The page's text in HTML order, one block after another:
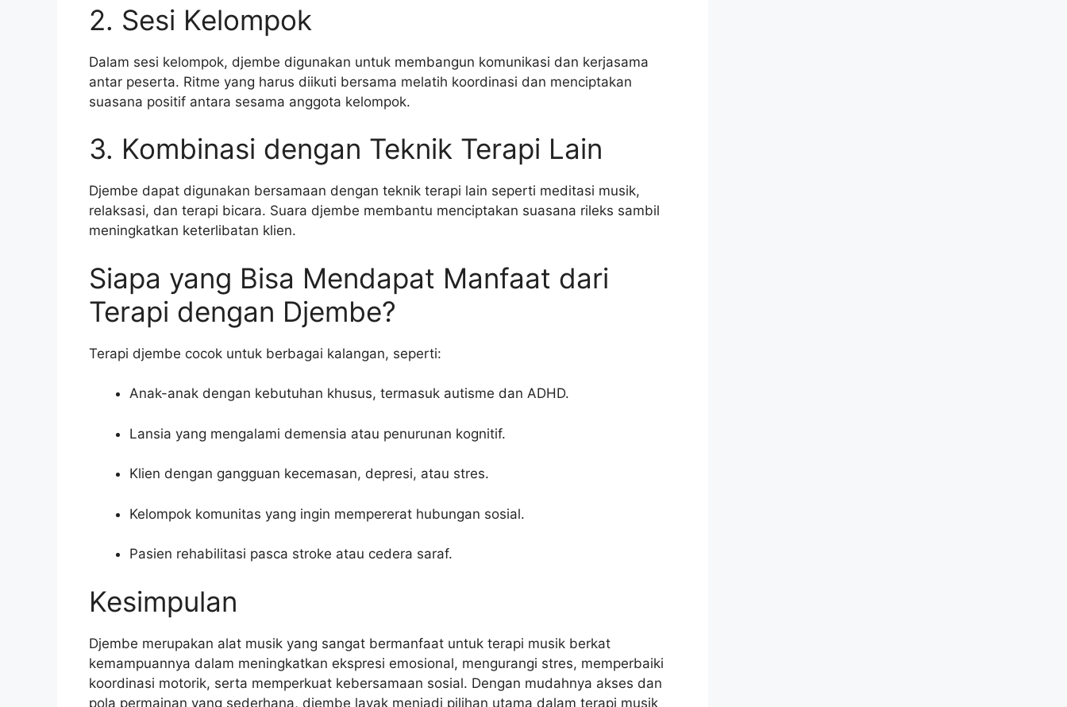
2. Sesi Kelompok
Dalam sesi kelompok, djembe digunakan untuk membangun komunikasi dan kerjasama
antar peserta. Ritme yang harus diikuti bersama melatih koordinasi dan menciptakan
suasana positif antara sesama anggota kelompok.
3. Kombinasi dengan Teknik Terapi Lain
Djembe dapat digunakan bersamaan dengan teknik terapi lain seperti meditasi musik,
relaksasi, dan terapi bicara. Suara djembe membantu menciptakan suasana rileks sambil
meningkatkan keterlibatan klien.
Siapa yang Bisa Mendapat Manfaat dari
Terapi dengan Djembe?
Terapi djembe cocok untuk berbagai kalangan, seperti:
Anak-anak dengan kebutuhan khusus, termasuk autisme dan ADHD.
Lansia yang mengalami demensia atau penurunan kognitif.
Klien dengan gangguan kecemasan, depresi, atau stres.
Kelompok komunitas yang ingin mempererat hubungan sosial.
Pasien rehabilitasi pasca stroke atau cedera saraf.
Kesimpulan
Djembe merupakan alat musik yang sangat bermanfaat untuk terapi musik berkat
kemampuannya dalam meningkatkan ekspresi emosional, mengurangi stres, memperbaiki
koordinasi motorik, serta memperkuat kebersamaan sosial. Dengan mudahnya akses dan
pola permainan yang sederhana, djembe layak menjadi pilihan utama dalam terapi musik